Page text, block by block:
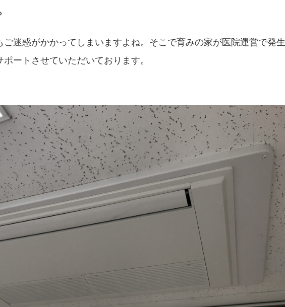
迷惑がかかってしまいますよね。そこで育みの家が医院運営で発生
ートさせていただいております。